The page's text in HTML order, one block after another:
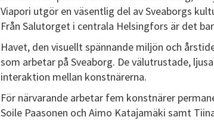
Viapori utgör en väsentlig del av Sveaborgs
Från Salutorget i centrala Helsingfors är det
Havet, den visuellt spännande miljön och
som arbetar på Sveaborg. De välutrustade,
interaktion mellan konstnärerna.
För närvarande arbetar fem konstnärer
Soile Paasonen och Aimo Katajamäki samt